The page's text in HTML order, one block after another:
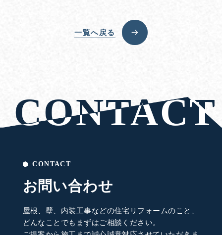
一覧へ戻る
CONTACT
CONTACT
CONTACT
お問い合わせ
屋根、壁、内装工事などの住宅リフォームのこと、
どんなことでもまずはご相談ください。